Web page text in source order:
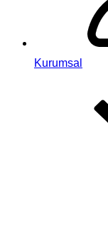
Kurumsal